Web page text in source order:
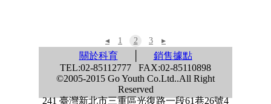
◂ 1 2 3 ▸
關於科育│ 銷售據點
TEL:02-85112777 FAX:02-85110898
©2005-2015 Go Youth Co.Ltd..All Right
Reserved
241 臺灣新北市三重區光復路一段61巷26號4